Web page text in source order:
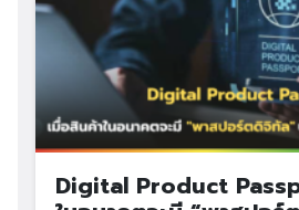
Digital Product